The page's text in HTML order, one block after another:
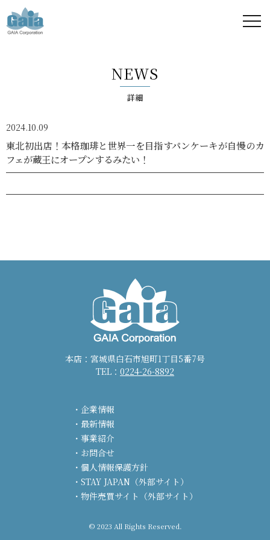
ア -
GAIA
Corporation
-
NEWS
詳細
2024.10.09
東北初出店！本格珈琲と世界一を目指すパンケーキが自慢のカ
フェが蔵王にオープンするみたい！
本店：宮城県白石市旭町1丁目5番7号
TEL： 0224-26-8892
企業情報
最新情報
事業紹介
お問合せ
個人情報保護方針
STAY JAPAN（外部サイト）
物件売買サイト（外部サイト）
© 2023 All Rights Reserved.